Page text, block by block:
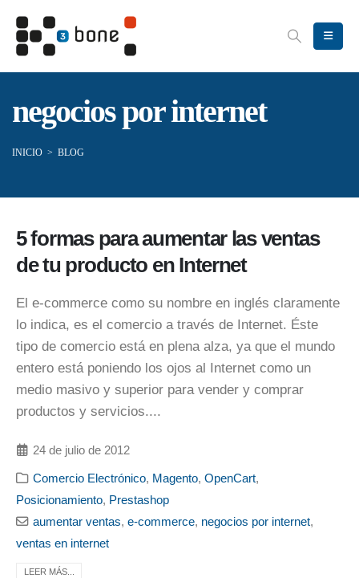
negocios por internet
INICIO > BLOG
5 formas para aumentar las ventas
de tu producto en Internet
El e-commerce como su nombre en inglés claramente
lo indica, es el comercio a través de Internet. Éste
tipo de comercio está en plena alza, ya que el mundo
entero está poniendo los ojos al Internet como un
medio masivo y superior para vender y comprar
productos y servicios....
24 de julio de 2012
Comercio Electrónico, Magento,OpenCart,
Posicionamiento, Prestashop
aumentar ventas,e-commerce, negocios por internet,
ventas en internet
LEER MÁS...